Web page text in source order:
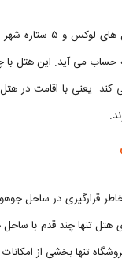
می آید. این هتل با
قرارگیری در ساحل
تنها چند قدم با ساحل
تنها بخشی از